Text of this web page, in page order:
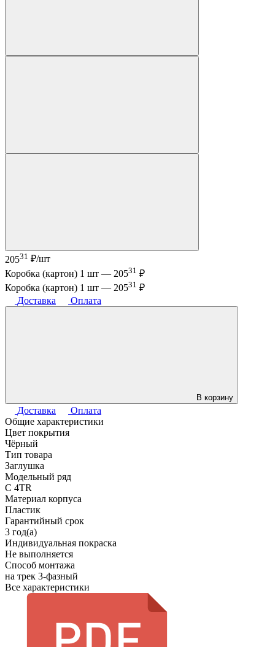
20531 ₽/шт
Коробка (картон) 1 шт — 20531 ₽
Коробка (картон) 1 шт — 20531 ₽
Доставка
Оплата
В корзину
Доставка
Оплата
Общие характеристики
Цвет покрытия
Чёрный
Тип товара
Заглушка
Модельный ряд
C 4TR
Материал корпуса
Пластик
Гарантийный срок
3 год(а)
Индивидуальная покраска
Не выполняется
Способ монтажа
на трек 3-фазный
Все характеристики